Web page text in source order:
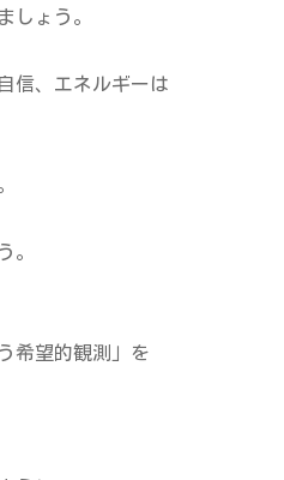
しょう。
信、エネルギーは
。
希望的観測」を